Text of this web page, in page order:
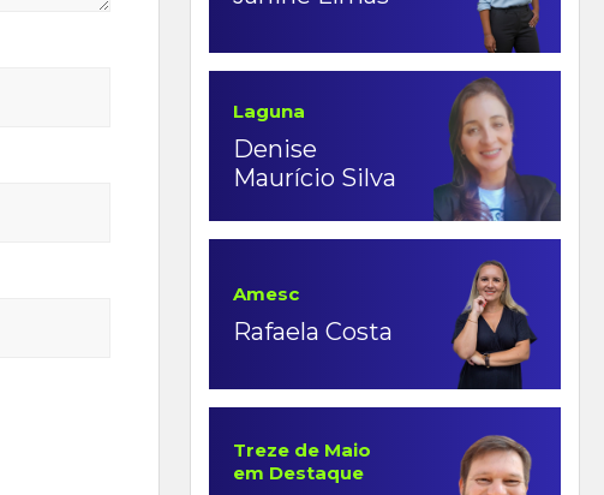
Laguna
Denise
Maurício Silva
Amesc
Rafaela Costa
Treze de Maio
em Destaque